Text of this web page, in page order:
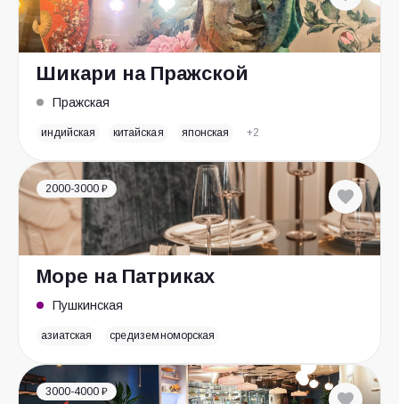
Шикари на Пражской
Пражская
индийская китайская японская +2
2000-3000 ₽
Море на Патриках
Пушкинская
азиатская средиземноморская
3000-4000 ₽